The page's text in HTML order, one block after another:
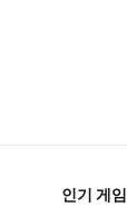
인기 게임